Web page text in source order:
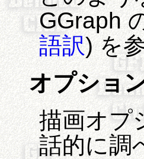
GGraph
語訳) を
オプショ
描画オプ
話的に調